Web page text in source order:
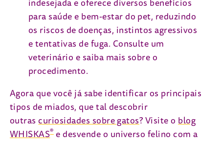
indesejada e oferece diversos benefícios
para saúde e bem-estar do pet, reduzindo
os riscos de doenças, instintos agressivos
e tentativas de fuga. Consulte um
veterinário e saiba mais sobre o
procedimento.
Agora que você já sabe identificar os principais
tipos de miados, que tal descobrir
outrascuriosidades sobre gatos? Visite o blog
WHISKAS®e desvende o universo felino com a